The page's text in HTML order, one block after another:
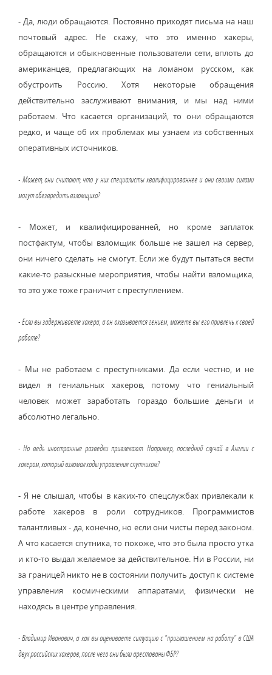
- Да, люди обращаются. Постоянно приходят письма на наш
почтовый адрес. Не скажу, что это именно хакеры,
обращаются и обыкновенные пользователи сети, вплоть до
американцев, предлагающих на ломаном русском, как
обустроить Россию. Хотя некоторые обращения
действительно заслуживают внимания, и мы над ними
работаем. Что касается организаций, то они обращаются
редко, и чаще об их проблемах мы узнаем из собственных
оперативных источников.
- Может, они считают, что у них специалисты квалифицированнее и они своими силами
могут обезвредить взломщика?
- Может, и квалифицированней, но кроме заплаток
постфактум, чтобы взломщик больше не зашел на сервер,
они ничего сделать не смогут. Если же будут пытаться вести
какие-то разыскные мероприятия, чтобы найти взломщика,
то это уже тоже граничит с преступлением.
- Если вы задерживаете хакера, а он оказывается гением, можете вы его привлечь к своей
работе?
- Мы не работаем с преступниками. Да если честно, и не
видел я гениальных хакеров, потому что гениальный
человек может заработать гораздо большие деньги и
абсолютно легально.
- Но ведь иностранные разведки привлекают. Например, последний случай в Англии с
хакером, который взломал коды управления спутником?
- Я не слышал, чтобы в каких-то спецслужбах привлекали к
работе хакеров в роли сотрудников. Программистов
талантливых - да, конечно, но если они чисты перед законом.
А что касается спутника, то похоже, что это была просто утка
и кто-то выдал желаемое за действительное. Ни в России, ни
за границей никто не в состоянии получить доступ к системе
управления космическими аппаратами, физически не
находясь в центре управления.
- Владимир Иванович, а как вы оцениваете ситуацию с "приглашением на работу" в США
двух российских хакеров, после чего они были арестованы ФБР?